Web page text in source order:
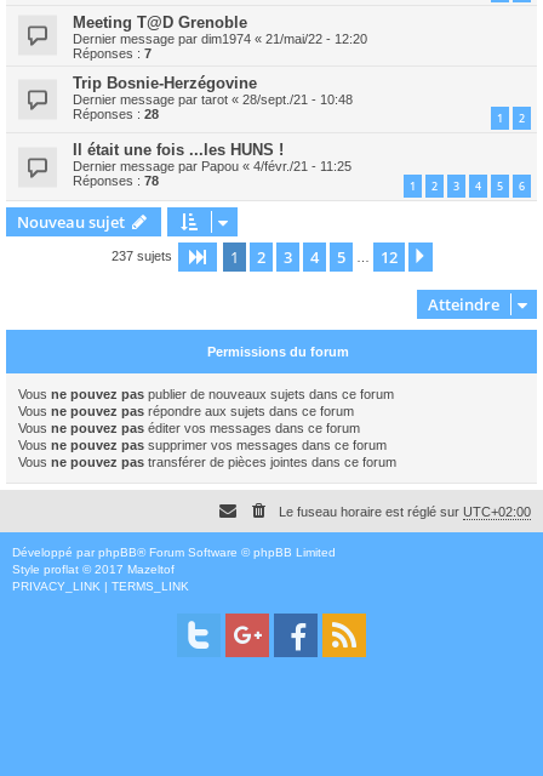
Meeting T@D Grenoble
Dernier message par dim1974 « 21/mai/22 - 12:20
Réponses : 7
Trip Bosnie-Herzégovine
Dernier message par tarot « 28/sept./21 - 10:48
Réponses : 28 1 2
Il était une fois ...les HUNS !
Dernier message par Papou « 4/févr./21 - 11:25
Réponses : 78 1 2 3 4 5 6
Nouveau sujet
237 sujets Page 1sur12
1 2 3 4 5 12
Atteindre
Permissions du forum
Vous ne pouvez pas publier de nouveaux sujets dans ce forum
Vous ne pouvez pas répondre aux sujets dans ce forum
Vous ne pouvez pas éditer vos messages dans ce forum
Vous ne pouvez pas supprimer vos messages dans ce forum
Vous ne pouvez pas transférer de pièces jointes dans ce forum
Le fuseau horaire est réglé sur UTC+02:00
Développé par phpBB® Forum Software © phpBB Limited
Style proflat © 2017 Mazeltof
PRIVACY_LINK | TERMS_LINK